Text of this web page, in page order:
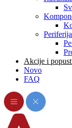
Akcije i
Novo
FAQ